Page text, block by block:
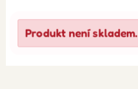
Produkt není skladem.